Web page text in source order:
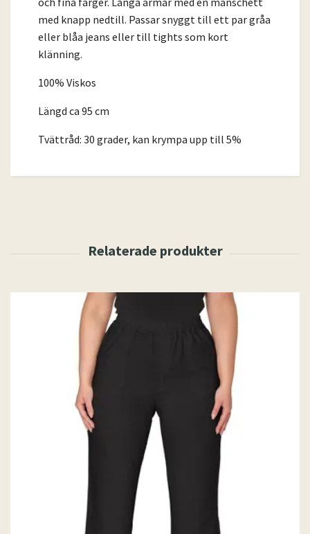
med knapp nedtill. Passar snyggt till ett par gråa
eller blåa jeans eller till tights som kort
klänning.
100% Viskos
Längd ca 95 cm
Tvättråd: 30 grader, kan krympa upp till 5%